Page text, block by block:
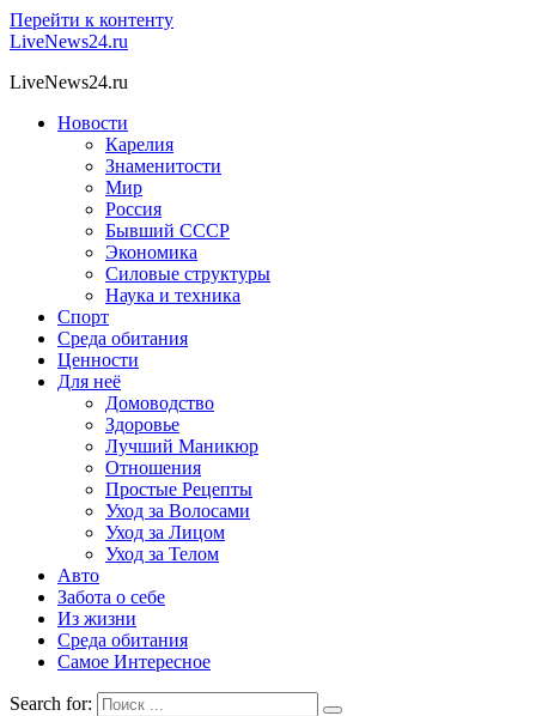
Перейти к контенту
LiveNews24.ru
LiveNews24.ru
Новости
Карелия
Знаменитости
Мир
Россия
Бывший СССР
Экономика
Силовые структуры
Наука и техника
Спорт
Среда обитания
Ценности
Для неё
Домоводство
Здоровье
Лучший Маникюр
Отношения
Простые Рецепты
Уход за Волосами
Уход за Лицом
Уход за Телом
Авто
Забота о себе
Из жизни
Среда обитания
Самое Интересное
Search for: